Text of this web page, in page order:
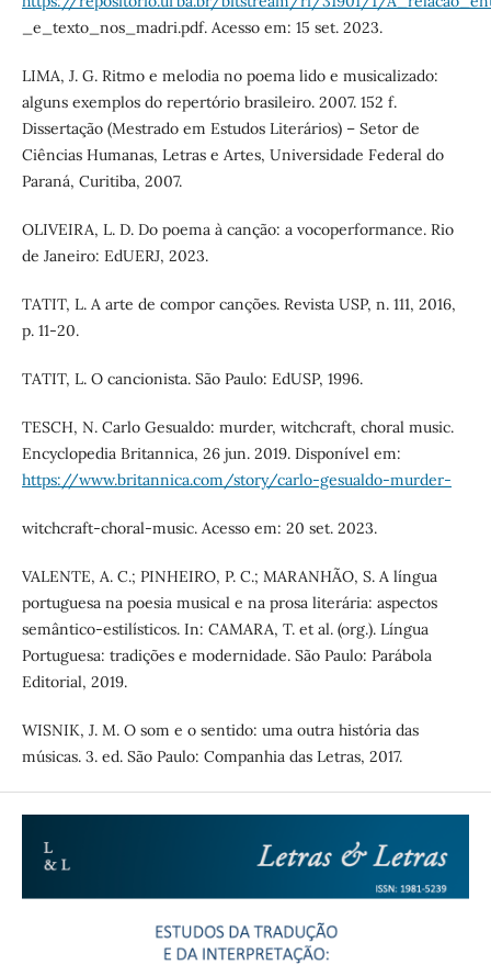
_e_texto_nos_madri.pdf. Acesso em: 15 set. 2023.
LIMA, J. G. Ritmo e melodia no poema lido e musicalizado:
alguns exemplos do repertório brasileiro. 2007. 152 f.
Dissertação (Mestrado em Estudos Literários) – Setor de
Ciências Humanas, Letras e Artes, Universidade Federal do
Paraná, Curitiba, 2007.
OLIVEIRA, L. D. Do poema à canção: a vocoperformance. Rio
de Janeiro: EdUERJ, 2023.
TATIT, L. A arte de compor canções. Revista USP, n. 111, 2016,
p. 11-20.
TATIT, L. O cancionista. São Paulo: EdUSP, 1996.
TESCH, N. Carlo Gesualdo: murder, witchcraft, choral music.
Encyclopedia Britannica, 26 jun. 2019. Disponível em:
https://www.britannica.com/story/carlo-gesualdo-murder-
witchcraft-choral-music. Acesso em: 20 set. 2023.
VALENTE, A. C.; PINHEIRO, P. C.; MARANHÃO, S. A língua
portuguesa na poesia musical e na prosa literária: aspectos
semântico-estilísticos. In: CAMARA, T. et al. (org.). Língua
Portuguesa: tradições e modernidade. São Paulo: Parábola
Editorial, 2019.
WISNIK, J. M. O som e o sentido: uma outra história das
músicas. 3. ed. São Paulo: Companhia das Letras, 2017.